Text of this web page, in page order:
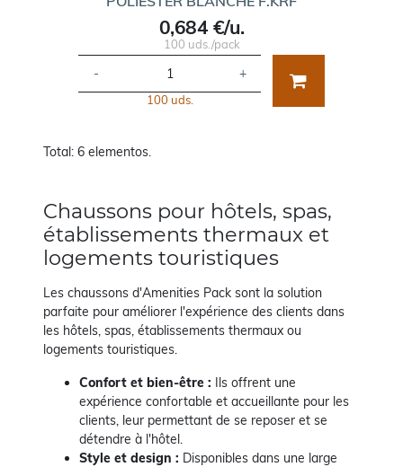
0,684 €/u.
100 uds./pack
- +
100 uds.
Total: 6 elementos.
Chaussons pour hôtels, spas,
établissements thermaux et
logements touristiques
Les chaussons d'Amenities Pack sont la solution
parfaite pour améliorer l'expérience des clients dans
les hôtels, spas, établissements thermaux ou
logements touristiques.
Confort et bien-être : Ils offrent une
expérience confortable et accueillante pour les
clients, leur permettant de se reposer et se
détendre à l'hôtel.
Style et design : Disponibles dans une large